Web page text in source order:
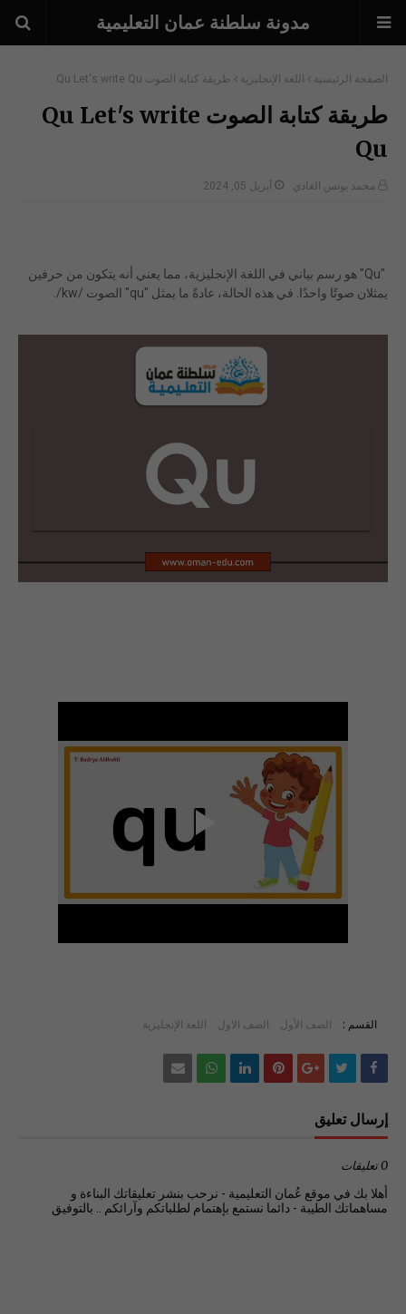
مدونة سلطنة عمان التعليمية
الصفحة الرئيسية اللغة الإنجليزية طريقة كتابة الصوت Qu Let's write Qu
طريقة كتابة الصوت Qu Let's write
Qu
محمد يونس الغادي أبريل 05, 2024
"Qu" هو رسم بياني في اللغة الإنجليزية، مما يعني أنه يتكون من حرفين
يمثلان صوتًا واحدًا.
في هذه الحالة، عادةً ما يمثل "qu" الصوت /kw/.
القسم : الصف الأول الصف الاول اللغة الإنجليزية
إرسال تعليق
0 تعليقات
أهلا بك في موقع عُمان التعليمية - نرحب بنشر تعليقاتك البناءة و
مساهماتك الطيبة - دائما نستمع بإهتمام لطلباتكم وآرائكم .. بالتوفيق